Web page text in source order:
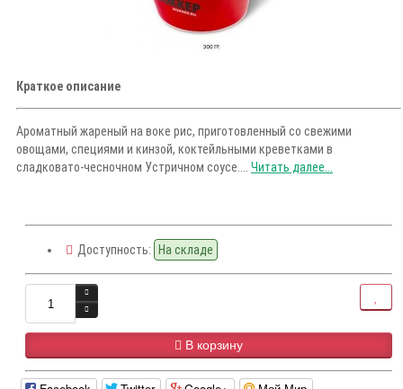
Краткое описание
Ароматный жареный на воке рис, приготовленный со свежими
овощами, специями и кинзой, коктейльными креветками в
сладковато-чесночном Устричном соусе.... Читать далее...
Доступность: На складе
В корзину